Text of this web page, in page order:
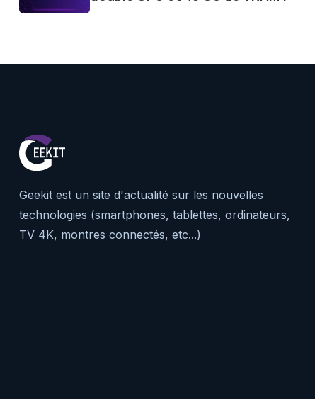
Geekit est un site d'actualité sur les nouvelles
technologies (smartphones, tablettes, ordinateurs,
TV 4K, montres connectés, etc...)